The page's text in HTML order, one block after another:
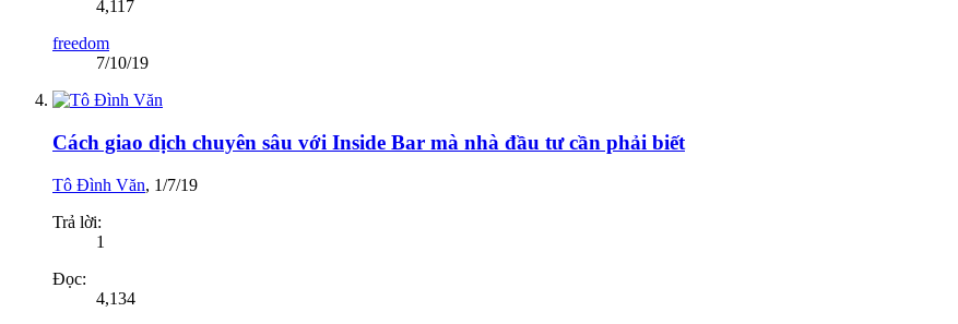
4,117
freedom
7/10/19
Cách giao dịch chuyên sâu với Inside Bar mà nhà đầu tư cần phải biết
Tô Đình Văn, 1/7/19
Trả lời:
1
Đọc:
4,134